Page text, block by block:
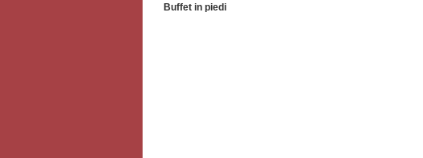
Buffet in piedi